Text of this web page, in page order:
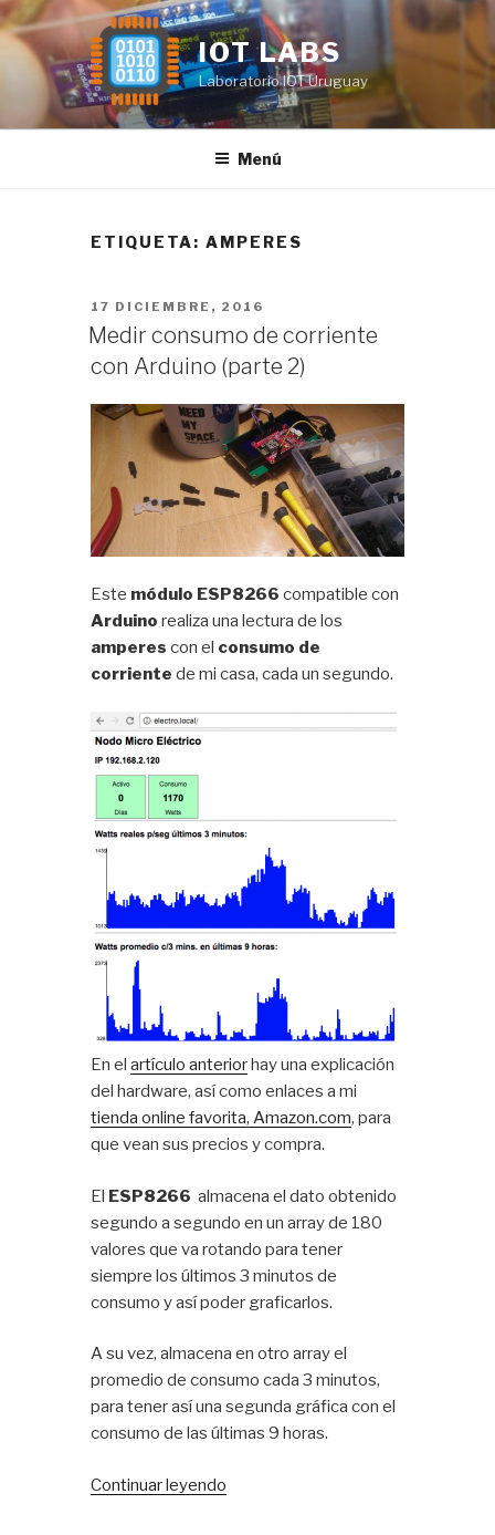
Saltar
al
contenido
IOT LABS
Laboratorio IOT Uruguay
Menú
ETIQUETA: AMPERES
PUBLICADO
EL
17 DICIEMBRE, 2016
Medir consumo de corriente
con Arduino (parte 2)
Este módulo ESP8266 compatible con
Arduino realiza una lectura de los
amperes con el consumo de
corriente de mi casa, cada un segundo.
En elartículo anterior hay una explicación
del hardware, así como enlaces a mi
tienda online favorita, Amazon.com, para
que vean sus precios y compra.
El ESP8266 almacena el dato obtenido
segundo a segundo en un array de 180
valores que va rotando para tener
siempre los últimos 3 minutos de
consumo y así poder graficarlos.
A su vez, almacena en otro array el
promedio de consumo cada 3 minutos,
para tener así una segunda gráfica con el
consumo de las últimas 9 horas.
Continuar leyendo